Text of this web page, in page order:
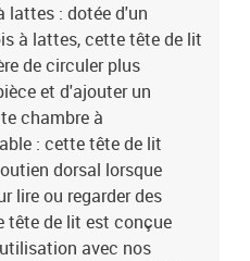
lattes : dotée d'un
à lattes, cette tête de lit
de circuler plus
et d'ajouter un
chambre à
: cette tête de lit
dorsal lorsque
lire ou regarder des
tête de lit est conçue
avec nos